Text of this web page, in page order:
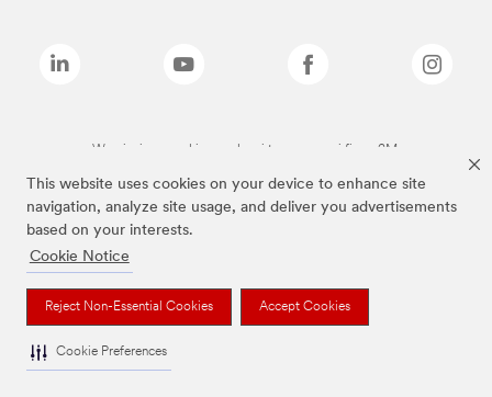
This website uses cookies on your device to enhance site
navigation, analyze site usage, and deliver you advertisements
based on your interests.
Cookie Notice
Reject Non-Essential Cookies Accept Cookies
Cookie Preferences
Wymienione marki są znakami towarowymi firmy 3M.